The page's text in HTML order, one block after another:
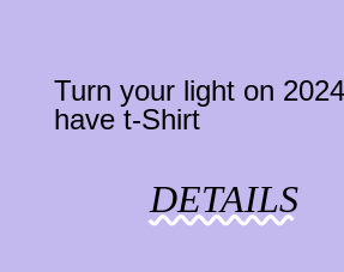
Turn your light on
have t-Shirt
DETAILS